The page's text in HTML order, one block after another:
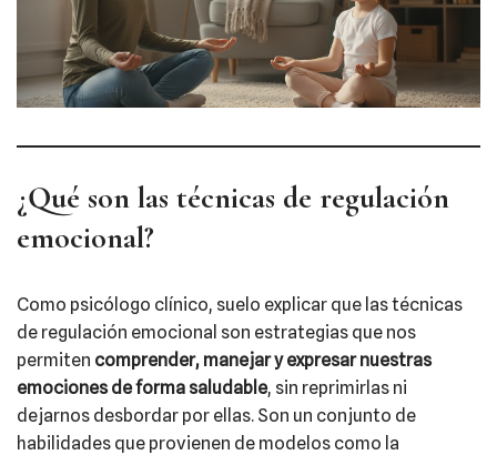
¿Qué son las técnicas de regulación
emocional?
Como psicólogo clínico, suelo explicar que las técnicas
de regulación emocional son estrategias que nos
permiten comprender, manejar y expresar nuestras
emociones de forma saludable, sin reprimirlas ni
dejarnos desbordar por ellas. Son un conjunto de
habilidades que provienen de modelos como la